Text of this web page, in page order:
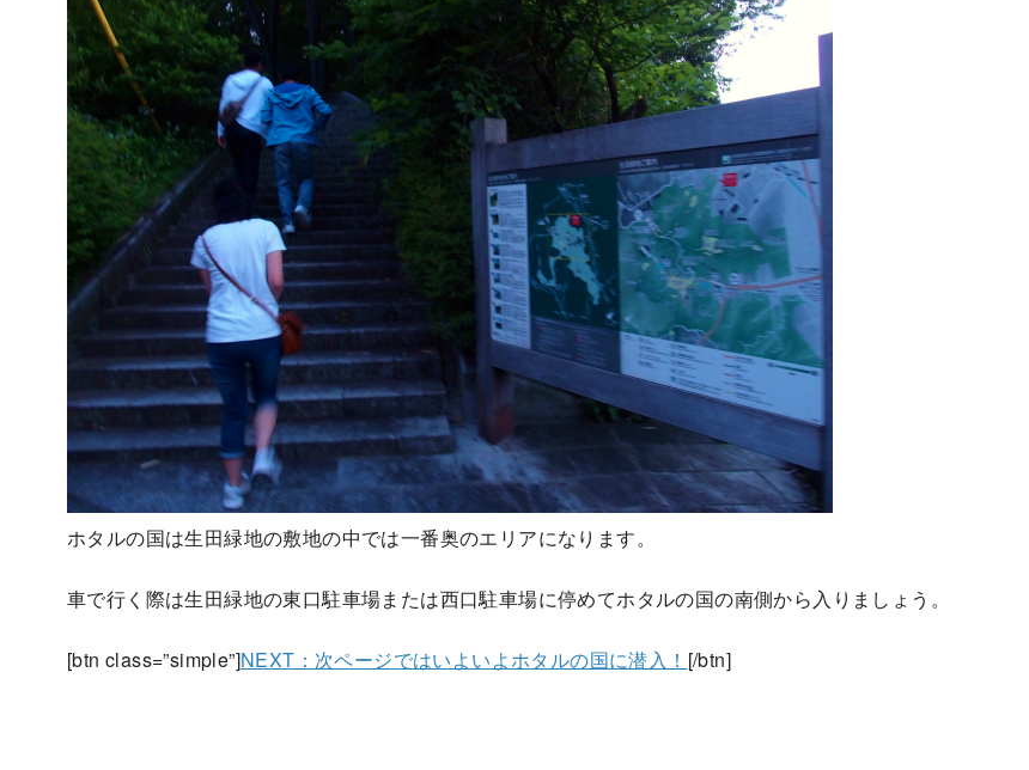
ホタルの国は生田緑地の敷地の中では一番奥のエリアになります。
車で行く際は生田緑地の東口駐車場または西口駐車場に停めてホタルの国の南側から入りましょう。
[btn class=”simple”]NEXT：次ページではいよいよホタルの国に潜入！ [/btn]